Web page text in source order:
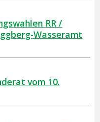
RR /
Wasseramt
vom 10.